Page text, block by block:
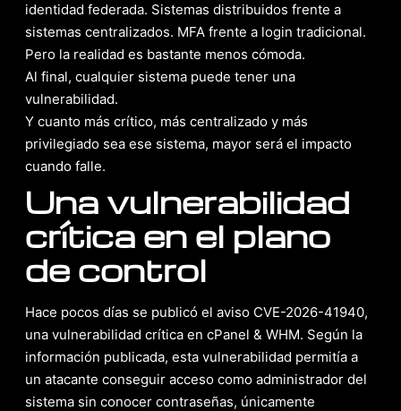
identidad federada. Sistemas distribuidos frente a
sistemas centralizados. MFA frente a login tradicional.
Pero la realidad es bastante menos cómoda.
Al final, cualquier sistema puede tener una
vulnerabilidad.
Y cuanto más crítico, más centralizado y más
privilegiado sea ese sistema, mayor será el impacto
cuando falle.
Una vulnerabilidad
crítica en el plano
de control
Hace pocos días se publicó el aviso CVE-2026-41940,
una vulnerabilidad crítica en cPanel & WHM. Según la
información publicada, esta vulnerabilidad permitía a
un atacante conseguir acceso como administrador del
sistema sin conocer contraseñas, únicamente